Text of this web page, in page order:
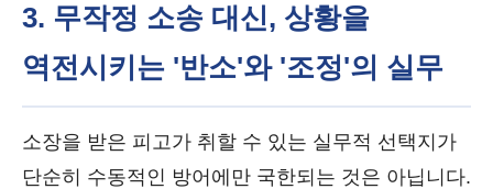
3. 무작정 소송 대신, 상황을
역전시키는 '반소'와 '조정'의 실무
소장을 받은 피고가 취할 수 있는 실무적 선택지가
단순히 수동적인 방어에만 국한되는 것은 아닙니다.